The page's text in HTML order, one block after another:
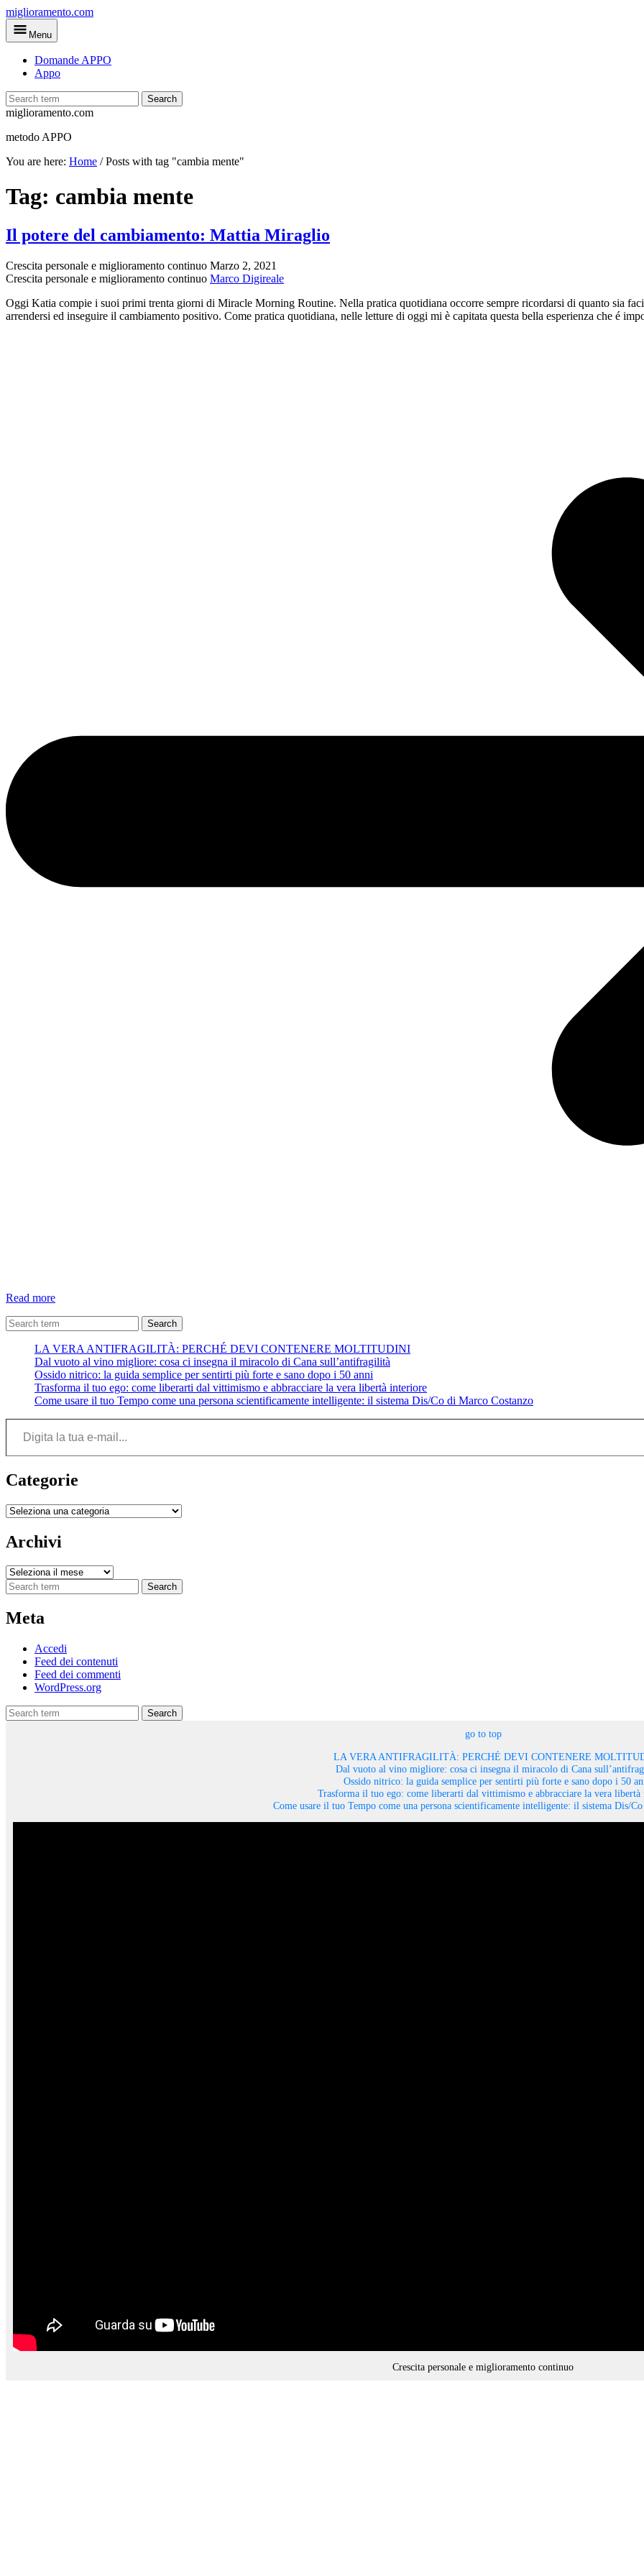
Skip
to
main
miglioramento.com
Menu
Domande APPO
Appo
Search
miglioramento.com
metodo APPO
You are here: Home /Posts with tag "cambia mente"
Tag: cambia mente
Il potere del cambiamento: Mattia Miraglio
Crescita personale e miglioramento continuo Marzo 2, 2021
Crescita personale e miglioramento continuo Marco Digireale
Oggi Katia compie i suoi primi trenta giorni di Miracle Morning Routine. Nella pratica quotidiana occorre sempre ricordarsi di quanto sia
arrendersi ed inseguire il cambiamento positivo. Come pratica quotidiana, nelle letture di oggi mi è capitata questa bella esperienza che é
Read moreIl
del
Mattia
Miraglio
Search
LA VERA ANTIFRAGILITÀ: PERCHÉ DEVI CONTENERE MOLTITUDINI
Dal vuoto al vino migliore: cosa ci insegna il miracolo di Cana sull’antifragilità
Ossido nitrico: la guida semplice per sentirti più forte e sano dopo i 50 anni
Trasforma il tuo ego: come liberarti dal vittimismo e abbracciare la vera libertà interiore
Come usare il tuo Tempo come una persona scientificamente intelligente: il sistema Dis/Co di Marco Costanzo
Digita la tua e-mail...
Categorie
Categorie
Archivi
Archivi
Search
Meta
Accedi
Feed dei contenuti
Feed dei commenti
WordPress.org
Search
go to top
LA VERA ANTIFRAGILITÀ: PERCHÉ DEVI CONTENERE
Dal vuoto al vino migliore: cosa ci insegna il miracolo di Cana
Ossido nitrico: la guida semplice per sentirti più forte e sano dopo i 50
Trasforma il tuo ego: come liberarti dal vittimismo e abbracciare la vera libertà
Come usare il tuo Tempo come una persona scientificamente intelligente: il sistema Dis/
Crescita personale e miglioramento continuo